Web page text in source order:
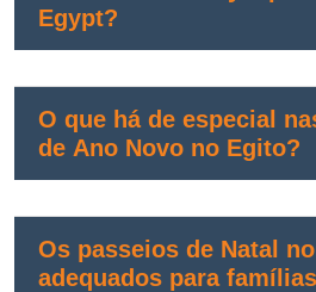
Egypt?
O que há de especial
de Ano Novo no Egito?
Os passeios de Natal
adequados para